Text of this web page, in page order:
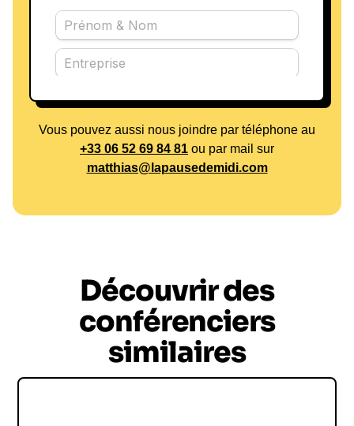
Vous pouvez aussi nous joindre par téléphone au
+33 06 52 69 84 81 ou par mail sur
matthias@lapausedemidi.com
Découvrir des
conférenciers
similaires